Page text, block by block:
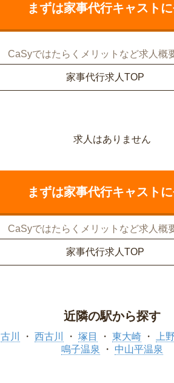
まずは家事代行キャスト
CaSyではたらくメリットなど求人概
家事代行求人TOP
求人はありません
まずは家事代行キャスト
CaSyではたらくメリットなど求人概
家事代行求人TOP
近隣の駅から探す
古川 西古川 塚目 東大崎 上
鳴子温泉
中山平温泉